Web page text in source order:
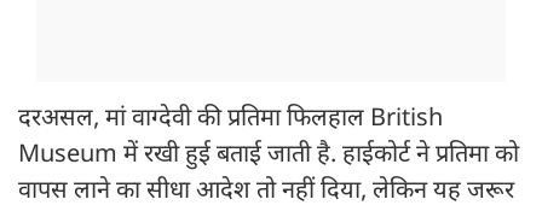
दरअसल, मां वाग्देवी की प्रतिमा फिलहाल British
Museum में रखी हुई बताई जाती है. हाईकोर्ट ने प्रतिमा को
वापस लाने का सीधा आदेश तो नहीं दिया, लेकिन यह जरूर